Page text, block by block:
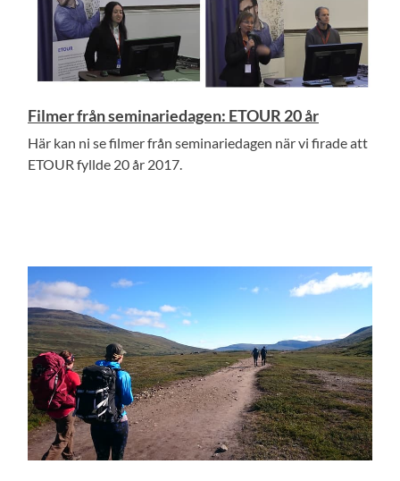
Filmer från seminariedagen: ETOUR 20 år
Här kan ni se filmer från seminariedagen när vi firade att
ETOUR fyllde 20 år 2017.